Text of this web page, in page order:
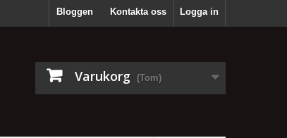
Logga in
Bloggen Kontakta oss
Varukorg (Tom)